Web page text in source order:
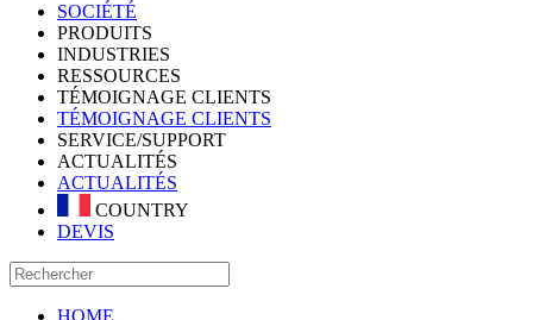
SOCIÉTÉ
PRODUITS
INDUSTRIES
RESSOURCES
TÉMOIGNAGE CLIENTS
TÉMOIGNAGE CLIENTS
SERVICE/SUPPORT
ACTUALITÉS
ACTUALITÉS
COUNTRY
DEVIS
HOME